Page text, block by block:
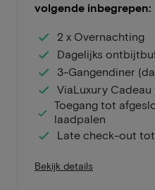
volgende inbegrepen:
2 x Overnachting
Dagelijks
3-Gangendiner
ViaLuxury Cadeau
Toegang tot
laadpalen
Late check-out
Bekijk details